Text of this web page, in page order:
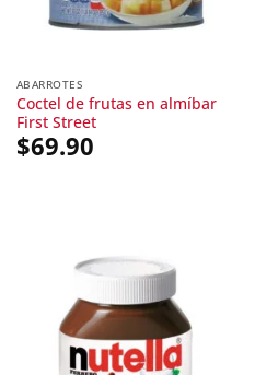
ABARROTES
Coctel de frutas en almíbar
First Street
$69.90